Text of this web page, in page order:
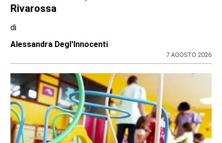
Rivarossa
di
Alessandra Degl'Innocenti
7 AGOSTO 2026